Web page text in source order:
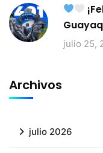
julio 25,
Archivos
julio 2026